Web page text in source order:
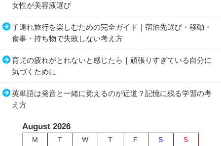
女性が美容液選び
子連れ旅行を楽しむための完全ガイド｜宿泊先選び・移動・
食事・持ち物で失敗しない考え方
育児の疲れがとれないと感じたら｜頑張りすぎている自分に
気づくために
英単語は発音と一緒に覚えるのが近道？記憶に残る学習の考
え方
August 2026
M T W T F S
S